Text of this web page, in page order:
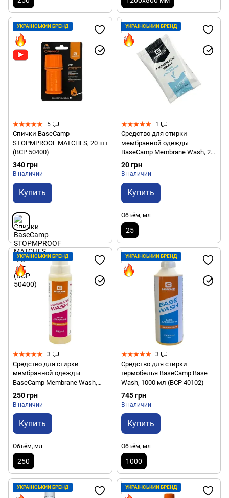
УКРАЇНСЬКИЙ БРЕНД
5
Спички BaseCamp
STOPMPROOF MATCHES, 20 шт
(BCP 50400)
340 грн
В наличии
Купить
УКРАЇНСЬКИЙ БРЕНД
1
Средство для стирки
мембранной одежды
BaseCamp Membrane Wash, 25
мл (BCP 40203)
20 грн
В наличии
Купить
Объём, мл
25
УКРАЇНСЬКИЙ БРЕНД
3
Средство для стирки
мембранной одежды
BaseCamp Membrane Wash,
250 мл (BCP 40201)
250 грн
В наличии
Купить
Объём, мл
250
УКРАЇНСЬКИЙ БРЕНД
3
Средство для стирки
термобелья BaseCamp Base
Wash, 1000 мл (BCP 40102)
745 грн
В наличии
Купить
Объём, мл
1000
УКРАЇНСЬКИЙ БРЕНД УКРАЇНСЬКИЙ БРЕНД